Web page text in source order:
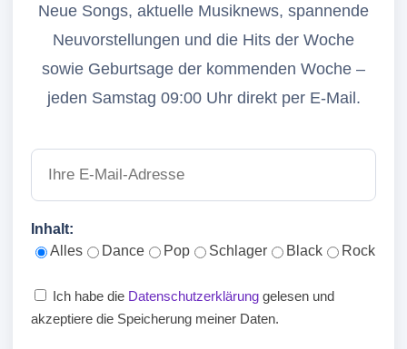
Neue Songs, aktuelle Musiknews, spannende
Neuvorstellungen und die Hits der Woche
sowie Geburtsage der kommenden Woche –
jeden Samstag 09:00 Uhr direkt per E-Mail.
Inhalt:
Alles
Dance Pop Schlager Black Rock
Ich habe die Datenschutzerklärung gelesen und
akzeptiere die Speicherung meiner Daten.